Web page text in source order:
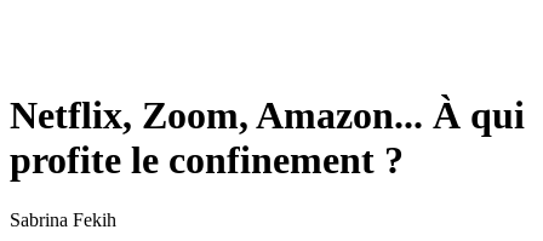
Netflix, Zoom, Amazon... À qui
profite le confinement ?
Sabrina Fekih